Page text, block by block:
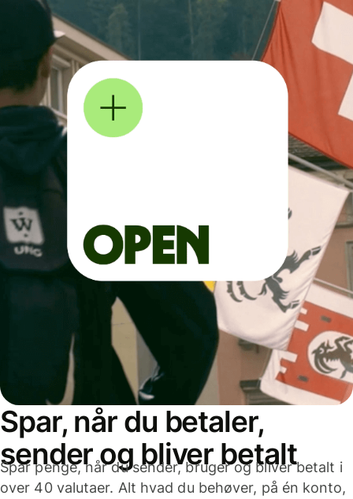
Spar, når du betaler,
sender og bliver betalt
Spar penge, når du sender, bruger og bliver betalt i
over 40 valutaer. Alt hvad du behøver, på én konto,